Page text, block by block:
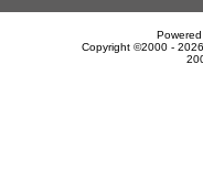
Copyright ©2000 -